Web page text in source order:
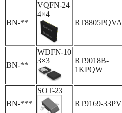
BN-**
VQFN-24
4×4
RT8805PQVA
BN-**
WDFN-10
3×3
RT9018B-
1KPQW
BN-***
SOT-23
RT9169-33PV